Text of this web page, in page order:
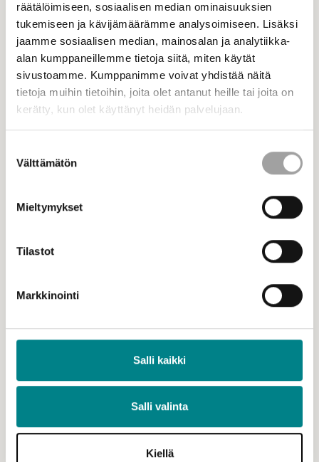
räätälöimiseen, sosiaalisen median ominaisuuksien
tukemiseen ja kävijämäärämme analysoimiseen. Lisäksi
jaamme sosiaalisen median, mainosalan ja analytiikka-
alan kumppaneillemme tietoja siitä, miten käytät
sivustoamme. Kumppanimme voivat yhdistää näitä
tietoja muihin tietoihin, joita olet antanut heille tai joita on
kerätty, kun olet käyttänyt heidän palvelujaan.
valinta
Välttämätön
Mieltymykset
Tilastot
Markkinointi
Salli kaikki
Salli valinta
Kiellä
Ajankohtaiset
Katso myös
Katso kaikki ajankohtaiset
25.6.2026 - Ajankohtaiset
STEK lomailee heinäkuun